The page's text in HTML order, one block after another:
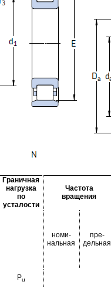
Граничная
нагрузка
по
усталости
Частота
вращения
номи-
нальная
пре-
дельная
Pu